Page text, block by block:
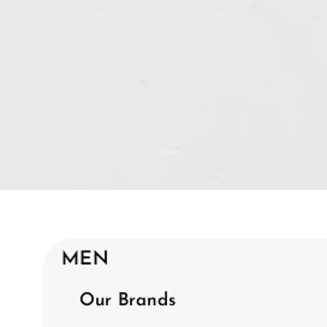
MEN
Our Brands